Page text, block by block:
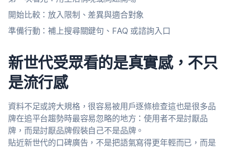
開始比較：放入限制、差異與適合對象
準備行動：補上搜尋關鍵句、FAQ 或諮詢入口
新世代受眾看的是真實感，不只
是流行感
資料不足或誇大規格，很容易被用戶逐條檢查這也是很多品
牌在追平台趨勢時最容易忽略的地方：使用者不是討厭品
牌，而是討厭品牌假裝自己不是品牌。
貼近新世代的口碑廣告，不是把語氣寫得更年輕而已，而是